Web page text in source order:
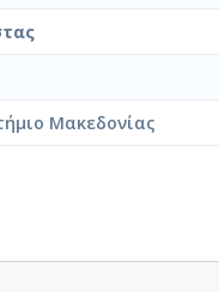
Μακεδονίας